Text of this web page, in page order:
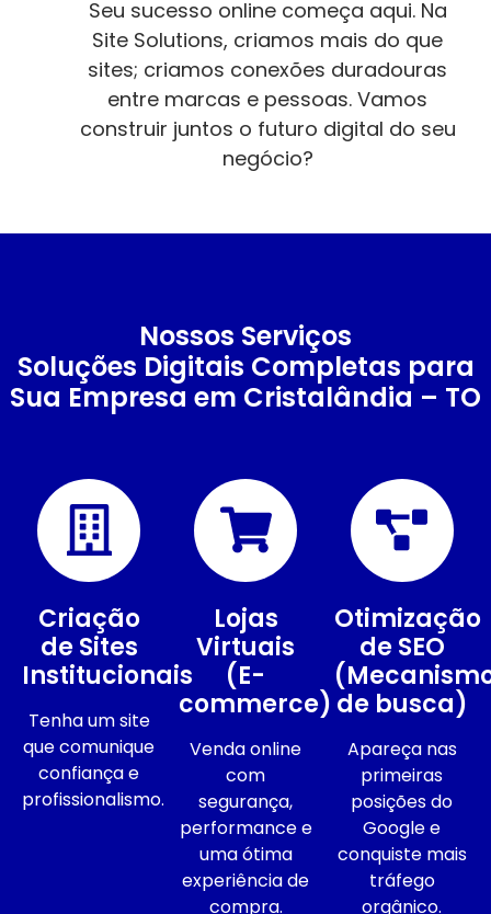
Seu sucesso online começa aqui. Na
Site Solutions, criamos mais do que
sites; criamos conexões duradouras
entre marcas e pessoas. Vamos
construir juntos o futuro digital do seu
negócio?
Nossos Serviços
Soluções Digitais Completas para
Sua Empresa em Cristalândia – TO
Criação
de Sites
Institucionais
Tenha um site
que comunique
confiança e
profissionalismo.
Lojas
Virtuais
(E-
commerce)
Venda online
com
segurança,
performance e
uma ótima
experiência de
compra.
Otimização
de SEO
de busca)
Apareça nas
primeiras
posições do
Google e
conquiste mais
tráfego
orgânico.